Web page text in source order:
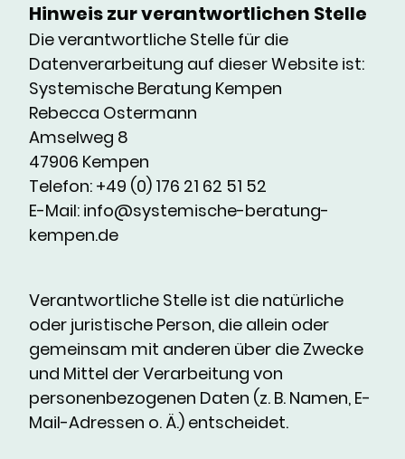
Hinweis zur verantwortlichen Stelle
Die verantwortliche Stelle für die
Datenverarbeitung auf dieser Website ist:
Systemische Beratung Kempen
Rebecca Ostermann
Amselweg 8
47906 Kempen
Telefon: +49 (0) 176 21 62 51 52
E-Mail: info@systemische-beratung-
kempen.de
Verantwortliche Stelle ist die natürliche
oder juristische Person, die allein oder
gemeinsam mit anderen über die Zwecke
und Mittel der Verarbeitung von
personenbezogenen Daten (z. B. Namen, E-
Mail-Adressen o. Ä.) entscheidet.